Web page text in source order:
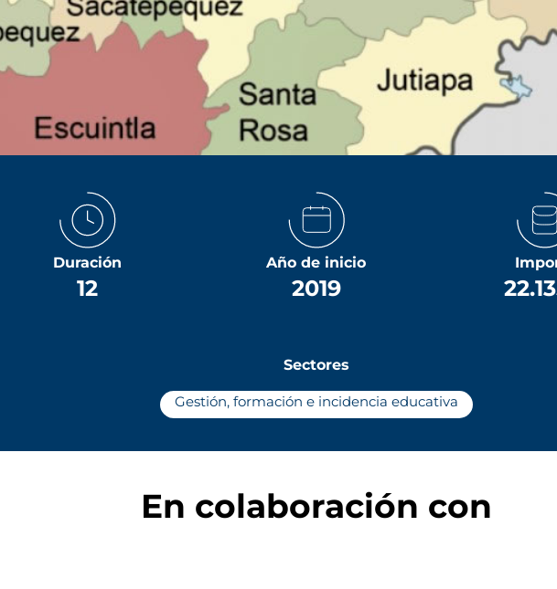
Duración
12
Año de inicio
2019
Sectores
Gestión, formación e incidencia educativa
En colaboración con